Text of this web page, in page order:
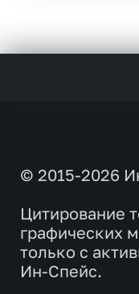
© 2015-2026
Цитирование
графических
только с
Ин-Спейс.